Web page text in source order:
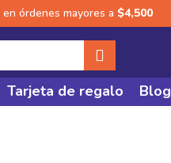
en órdenes mayores a $4,500
Tarjeta de regalo Blog